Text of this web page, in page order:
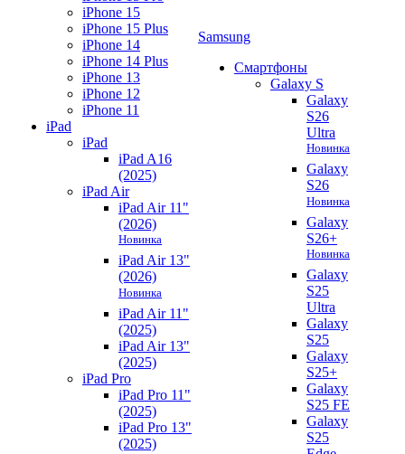
iPhone 15
iPhone 15 Plus
iPhone 14
iPhone 14 Plus
iPhone 13
iPhone 12
iPhone 11
iPad
iPad
iPad A16
(2025)
iPad Air
iPad Air 11"
(2026)
Новинка
iPad Air 13"
(2026)
Новинка
iPad Air 11"
(2025)
iPad Air 13"
(2025)
iPad Pro
iPad Pro 11"
(2025)
iPad Pro 13"
(2025)
Samsung
Смартфоны
Galaxy S
Galaxy
S26
Ultra
Новинка
Galaxy
S26
Новинка
Galaxy
S26+
Новинка
Galaxy
S25
Ultra
Galaxy
S25
Galaxy
S25+
Galaxy
S25 FE
Galaxy
S25